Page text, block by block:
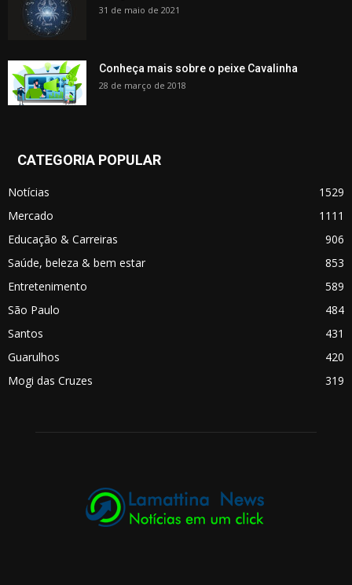
31 de maio de 2021
Conheça mais sobre o peixe Cavalinha
28 de março de 2018
CATEGORIA POPULAR
Notícias
1529
Mercado
1111
Educação & Carreiras
906
Saúde, beleza & bem estar
853
Entretenimento
589
São Paulo
484
Santos
431
Guarulhos
420
Mogi das Cruzes
319